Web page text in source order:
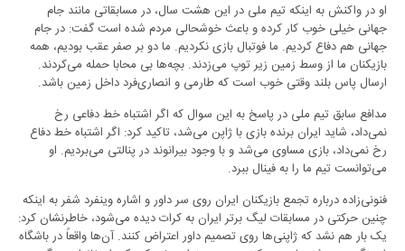
او در واکنش به اینکه تیم ملی در این هشت سال، در مسابقاتی مانند جام
جهانی خیلی خوب کار کرده و باعث خوشحالی مردم شده است گفت: در جام
جهانی هم دفاع کردیم. ما فوتبال بازی نکردیم. ما دو بر صفر عقب بودیم، همه
بازیکنان ما از وسط زمین زیر توپ می‌زدند. بچه‌ها بی محابا حمله می‌کردند.
ارسال پاس بلند وقتی خوب است که طارمی و انصاری‌فرد داخل زمین باشد.
مدافع سابق تیم ملی در پاسخ به این سوال که اگر اشتباه خط دفاعی رخ
نمی‌داد، شاید ایران برنده بازی با ژاپن می‌شد، تاکید کرد: اگر اشتباه خط دفاع
رخ نمی‌داد، بازی مساوی می‌شد و با وجود بیرانوند در پنالتی می‌بردیم. او
می‌توانست تیم ما را به فینال ببرد.
فنونی‌زاده درباره تجمع بازیکنان ایران روی سر داور و اشاره وینفرد شفر به اینکه
چنین حرکتی در مسابقات لیگ برتر ایران به کرات دیده می‌شود، خاطرنشان کرد:
یک بار هم نشد که ژاپنی‌ها روی تصمیم داور اعتراض کنند. آن‌ها واقعاً در باشگاه